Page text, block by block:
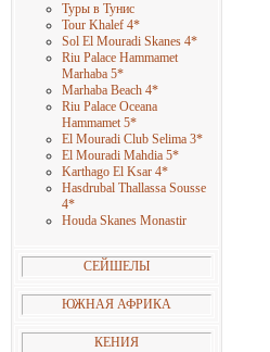
Туры в Тунис
Tour Khalef 4*
Sol El Mouradi Skanes 4*
Riu Palace Hammamet
Marhaba 5*
Marhaba Beach 4*
Riu Palace Oceana
Hammamet 5*
El Mouradi Club Selima 3*
El Mouradi Mahdia 5*
Karthago El Ksar 4*
Hasdrubal Thallassa Sousse
4*
Houda Skanes Monastir
СЕЙШЕЛЫ
ЮЖНАЯ АФРИКА
КЕНИЯ